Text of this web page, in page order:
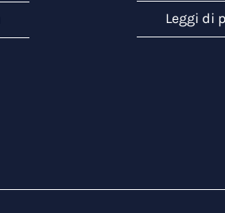
Leggi di